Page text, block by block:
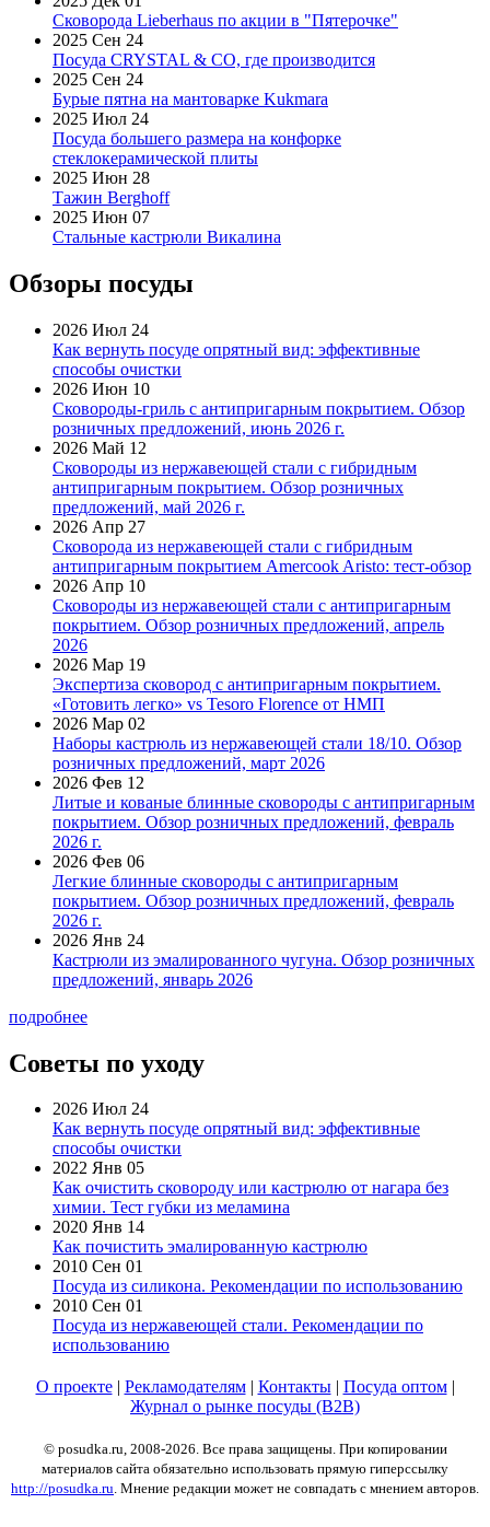
Сковорода Lieberhaus по акции в "Пятерочке"
2025 Сен 24
Посуда CRYSTAL & CO, где производится
2025 Сен 24
Бурые пятна на мантоварке Kukmara
2025 Июл 24
Посуда большего размера на конфорке
стеклокерамической плиты
2025 Июн 28
Тажин Berghoff
2025 Июн 07
Стальные кастрюли Викалина
Обзоры посуды
2026 Июл 24
Как вернуть посуде опрятный вид: эффективные
способы очистки
2026 Июн 10
Сковороды-гриль с антипригарным покрытием. Обзор
розничных предложений, июнь 2026 г.
2026 Май 12
Сковороды из нержавеющей стали с гибридным
антипригарным покрытием. Обзор розничных
предложений, май 2026 г.
2026 Апр 27
Сковорода из нержавеющей стали с гибридным
антипригарным покрытием Amercook Aristo: тест-обзор
2026 Апр 10
Сковороды из нержавеющей стали с антипригарным
покрытием. Обзор розничных предложений, апрель
2026
2026 Мар 19
Экспертиза сковород с антипригарным покрытием.
«Готовить легко» vs Tesoro Florence от НМП
2026 Мар 02
Наборы кастрюль из нержавеющей стали 18/10. Обзор
розничных предложений, март 2026
2026 Фев 12
Литые и кованые блинные сковороды с антипригарным
покрытием. Обзор розничных предложений, февраль
2026 г.
2026 Фев 06
Легкие блинные сковороды с антипригарным
покрытием. Обзор розничных предложений, февраль
2026 г.
2026 Янв 24
Кастрюли из эмалированного чугуна. Обзор розничных
предложений, январь 2026
подробнее
Советы по уходу
2026 Июл 24
Как вернуть посуде опрятный вид: эффективные
способы очистки
2022 Янв 05
Как очистить сковороду или кастрюлю от нагара без
химии. Тест губки из меламина
2020 Янв 14
Как почистить эмалированную кастрюлю
2010 Сен 01
Посуда из силикона. Рекомендации по использованию
2010 Сен 01
Посуда из нержавеющей стали. Рекомендации по
использованию
О проекте| Рекламодателям| Контакты| Посуда оптом|
Журнал о рынке посуды (B2B)
© posudka.ru, 2008-2026. Все права защищены. При копировании
материалов сайта обязательно использовать прямую гиперссылку
http://posudka.ru. Мнение редакции может не совпадать с мнением авторов.